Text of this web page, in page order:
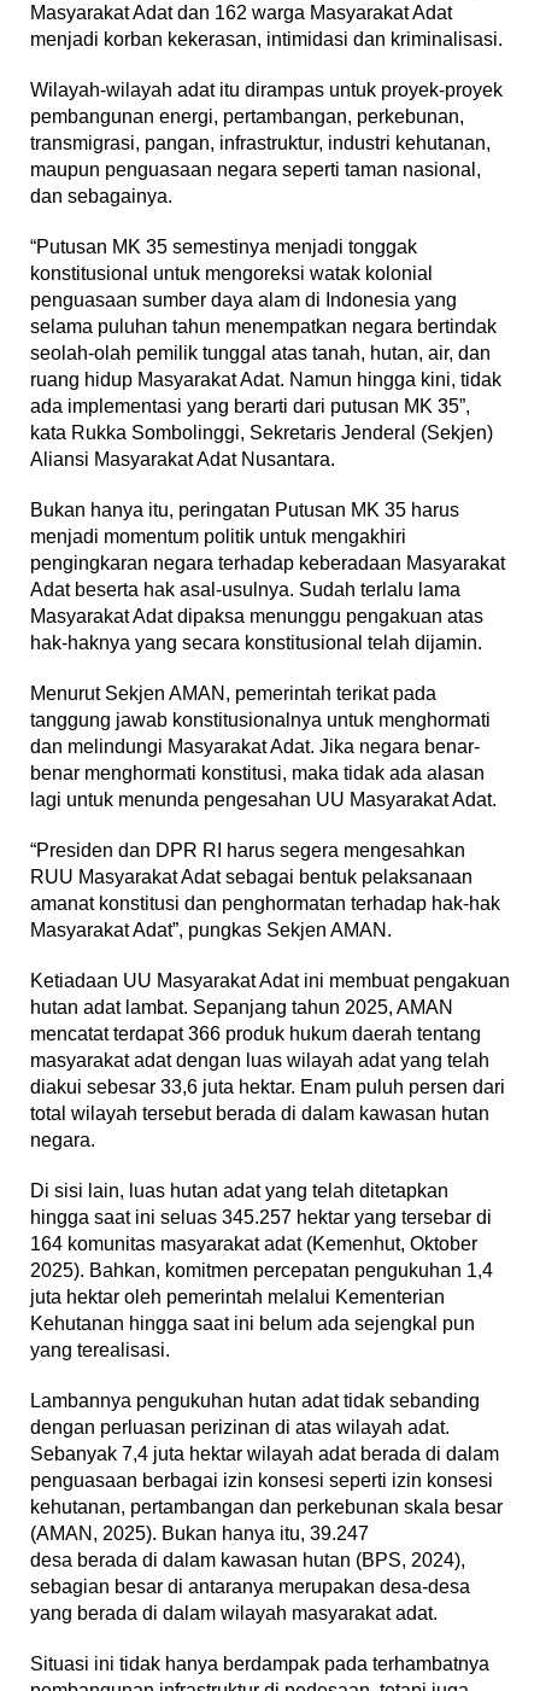
Masyarakat Adat dan 162 warga Masyarakat Adat
menjadi korban kekerasan, intimidasi dan kriminalisasi.
Wilayah-wilayah adat itu dirampas untuk proyek-proyek
pembangunan energi, pertambangan, perkebunan,
transmigrasi, pangan, infrastruktur, industri kehutanan,
maupun penguasaan negara seperti taman nasional,
dan sebagainya.
“Putusan MK 35 semestinya menjadi tonggak
konstitusional untuk mengoreksi watak kolonial
penguasaan sumber daya alam di Indonesia yang
selama puluhan tahun menempatkan negara bertindak
seolah-olah pemilik tunggal atas tanah, hutan, air, dan
ruang hidup Masyarakat Adat. Namun hingga kini, tidak
ada implementasi yang berarti dari putusan MK 35”,
kata Rukka Sombolinggi, Sekretaris Jenderal (Sekjen)
Aliansi Masyarakat Adat Nusantara.
Bukan hanya itu, peringatan Putusan MK 35 harus
menjadi momentum politik untuk mengakhiri
pengingkaran negara terhadap keberadaan Masyarakat
Adat beserta hak asal-usulnya. Sudah terlalu lama
Masyarakat Adat dipaksa menunggu pengakuan atas
hak-haknya yang secara konstitusional telah dijamin.
Menurut Sekjen AMAN, pemerintah terikat pada
tanggung jawab konstitusionalnya untuk menghormati
dan melindungi Masyarakat Adat. Jika negara benar-
benar menghormati konstitusi, maka tidak ada alasan
lagi untuk menunda pengesahan UU Masyarakat Adat.
“Presiden dan DPR RI harus segera mengesahkan
RUU Masyarakat Adat sebagai bentuk pelaksanaan
amanat konstitusi dan penghormatan terhadap hak-hak
Masyarakat Adat”, pungkas Sekjen AMAN.
Ketiadaan UU Masyarakat Adat ini membuat pengakuan
hutan adat lambat. Sepanjang tahun 2025, AMAN
mencatat terdapat 366 produk hukum daerah tentang
masyarakat adat dengan luas wilayah adat yang telah
diakui sebesar 33,6 juta hektar. Enam puluh persen dari
total wilayah tersebut berada di dalam kawasan hutan
negara.
Di sisi lain, luas hutan adat yang telah ditetapkan
hingga saat ini seluas 345.257 hektar yang tersebar di
164 komunitas masyarakat adat (Kemenhut, Oktober
2025). Bahkan, komitmen percepatan pengukuhan 1,4
juta hektar oleh pemerintah melalui Kementerian
Kehutanan hingga saat ini belum ada sejengkal pun
yang terealisasi.
Lambannya pengukuhan hutan adat tidak sebanding
dengan perluasan perizinan di atas wilayah adat.
Sebanyak 7,4 juta hektar wilayah adat berada di dalam
penguasaan berbagai izin konsesi seperti izin konsesi
kehutanan, pertambangan dan perkebunan skala besar
(AMAN, 2025). Bukan hanya itu, 39.247
desa berada di dalam kawasan hutan (BPS, 2024),
sebagian besar di antaranya merupakan desa-desa
yang berada di dalam wilayah masyarakat adat.
Situasi ini tidak hanya berdampak pada terhambatnya